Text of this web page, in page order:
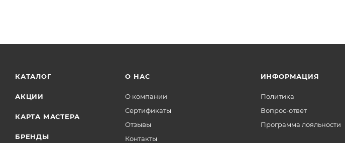
КАТАЛОГ
АКЦИИ
КАРТА МАСТЕРА
БРЕНДЫ
О НАС
О компании
Сертификаты
Отзывы
Контакты
ИНФОРМАЦИЯ
Политика
Вопрос-ответ
Программа лояльности